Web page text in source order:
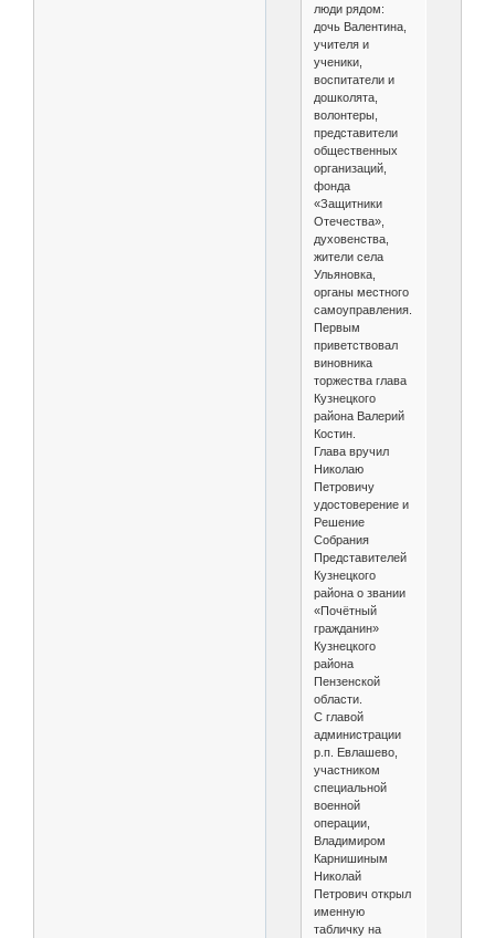
люди рядом:
дочь Валентина,
учителя и
ученики,
воспитатели и
дошколята,
волонтеры,
представители
общественных
организаций,
фонда
«Защитники
Отечества»,
духовенства,
жители села
Ульяновка,
органы местного
самоуправления.
Первым
приветствовал
виновника
торжества глава
Кузнецкого
района Валерий
Костин.
Глава вручил
Николаю
Петровичу
удостоверение и
Решение
Собрания
Представителей
Кузнецкого
района о звании
«Почётный
гражданин»
Кузнецкого
района
Пензенской
области.
С главой
администрации
р.п. Евлашево,
участником
специальной
военной
операции,
Владимиром
Карнишиным
Николай
Петрович открыл
именную
табличку на